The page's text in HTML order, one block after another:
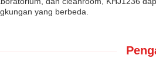
yang berbeda.